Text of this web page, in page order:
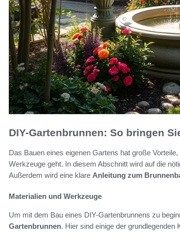
DIY-Gartenbrunnen: So bringen
Das Bauen eines eigenen Gartens hat große
Werkzeuge geht. In diesem Abschnitt wird auf die
Außerdem wird eine klare Anleitung zum
Materialien und Werkzeuge
Um mit dem Bau eines DIY-Gartenbrunnens zu
Gartenbrunnen. Hier sind einige der grundlegenden